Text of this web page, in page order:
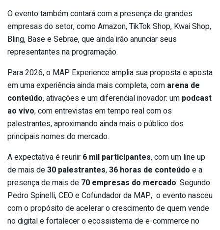
O evento também contará com a presença de grandes
empresas do setor, como Amazon, TikTok Shop, Kwai Shop,
Bling, Base e Sebrae, que ainda irão anunciar seus
representantes na programação.
Para 2026, o MAP Experience amplia sua proposta e aposta
em uma experiência ainda mais completa, com arena de
conteúdo, ativações e um diferencial inovador: um podcast
ao vivo, com entrevistas em tempo real com os
palestrantes, aproximando ainda mais o público dos
principais nomes do mercado.
A expectativa é reunir 6 mil participantes, com um line up
de mais de30 palestrantes,36 horas de conteúdo e a
presença de mais de 70 empresas do mercado. Segundo
Pedro Spinelli, CEO e Cofundador da MAP, o evento nasceu
com o propósito de acelerar o crescimento de quem vende
no digital e fortalecer o ecossistema de e-commerce no